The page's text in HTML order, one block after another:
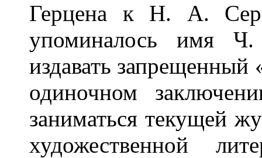
Герцена к Н. А.
упоминалось имя
издавать
одиночном
заниматься текущей
художественной